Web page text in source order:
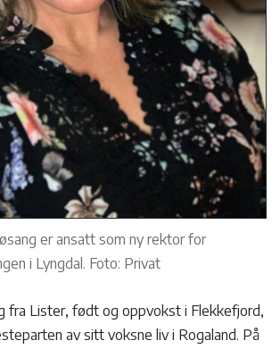
er ansatt som ny rektor for
i Lyngdal. Foto: Privat
fra Lister, født og oppvokst i Flekkefjord,
av sitt voksne liv i Rogaland. På